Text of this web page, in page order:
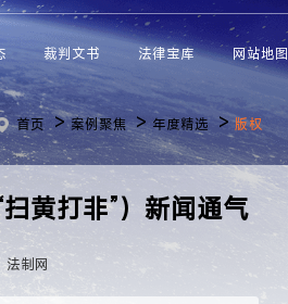
裁判文书 法律宝库 网站地图
首页 >案例聚焦 >年度精选 >版权
黄打非”）新闻通气
法制网